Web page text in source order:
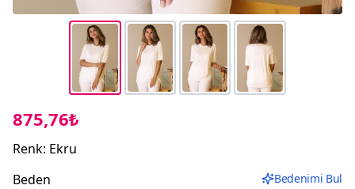
875,76₺
Renk: Ekru
Beden
Bedenimi Bul